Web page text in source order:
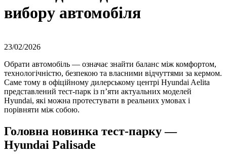
вибору автомобіля
23/02/2026
Обрати автомобіль — означає знайти баланс між комфортом,
технологічністю, безпекою та власними відчуттями за кермом.
Саме тому в офіційному дилерському центрі Hyundai Aelita
представлений тест-парк із п’яти актуальних моделей
Hyundai, які можна протестувати в реальних умовах і
порівняти між собою.
Головна новинка тест-парку —
Hyundai Palisade